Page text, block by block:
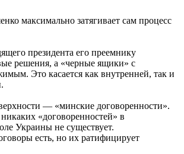
максимально затягивает сам процесс
президента его преемнику
решения, а «черные ящики» с
Это касается как внутренней, так и
— «минские договоренности».
«договоренностей» в
Украины не существует.
есть, но их ратифицирует